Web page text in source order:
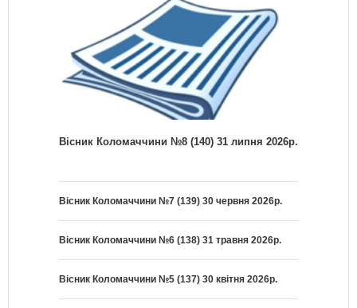
Вісник Коломаччини №8 (140) 31 липня 2026р.
Вісник Коломаччини №7 (139) 30 червня 2026р.
Вісник Коломаччини №6 (138) 31 травня 2026р.
Вісник Коломаччини №5 (137) 30 квітня 2026р.